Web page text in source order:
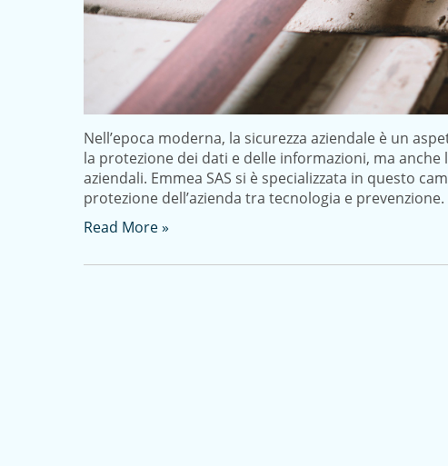
Nell’epoca moderna, la sicurezza aziendale è un
la protezione dei dati e delle informazioni, ma
aziendali. Emmea SAS si è specializzata in questo
protezione dell’azienda tra tecnologia e prevenzione.
Read More »